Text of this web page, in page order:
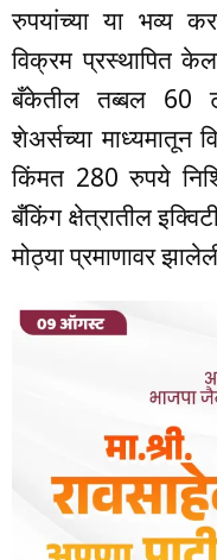
रुपयांच्या या भव्य
विक्रम प्रस्थापित
बँकेतील तब्बल 60
शेअर्सच्या
किंमत 280 रुपये
बँकिंग क्षेत्रातील
मोठ्या प्रमाणावर